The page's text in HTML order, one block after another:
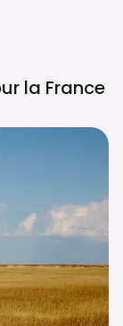
la France